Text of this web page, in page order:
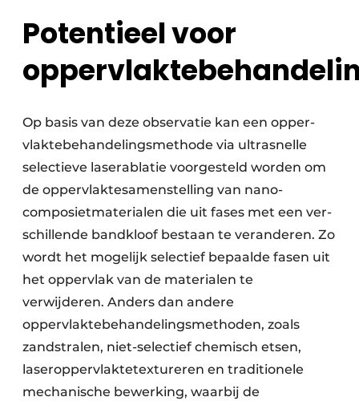
Potentieel voor
Op basis van deze observatie kan een opper­
vlakte­behandelings­methode via ultra­snelle
selec­tieve laserablatie voor­gesteld worden om
de oppervlakte­samenstelling van nano­
composiet­materialen die uit fases met een ver­
schillende band­kloof bestaan te veranderen. Zo
wordt het mogelijk selectief bepaalde fasen uit
het opper­vlak van de materialen te
verwijderen. Anders dan andere
oppervlaktebehandelingsmethoden, zoals
zandstralen, niet-selectief chemisch etsen,
laseroppervlaktetextureren en traditionele
mechanische bewerking, waarbij de